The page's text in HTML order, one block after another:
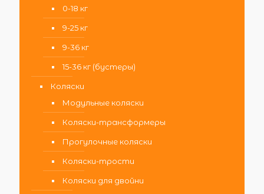
0-18 кг
9-25 кг
9-36 кг
15-36 кг (бустеры)
Коляски
Модульные коляски
Коляски-трансформеры
Прогулочные коляски
Коляски-трости
Коляски для двойни